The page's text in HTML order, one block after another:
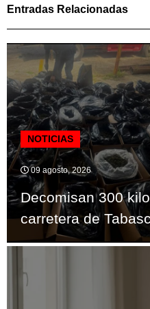
Entradas Relacionadas
NOTICIAS
09 agosto, 2026
Decomisan 300
carretera de